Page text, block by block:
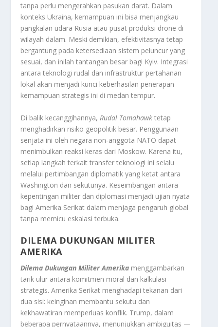
tanpa perlu mengerahkan pasukan darat. Dalam
konteks Ukraina, kemampuan ini bisa menjangkau
pangkalan udara Rusia atau pusat produksi drone di
wilayah dalam. Meski demikian, efektivitasnya tetap
bergantung pada ketersediaan sistem peluncur yang
sesuai, dan inilah tantangan besar bagi Kyiv. Integrasi
antara teknologi rudal dan infrastruktur pertahanan
lokal akan menjadi kunci keberhasilan penerapan
kemampuan strategis ini di medan tempur.
Di balik kecanggihannya, Rudal Tomahawk tetap
menghadirkan risiko geopolitik besar. Penggunaan
senjata ini oleh negara non-anggota NATO dapat
menimbulkan reaksi keras dari Moskow. Karena itu,
setiap langkah terkait transfer teknologi ini selalu
melalui pertimbangan diplomatik yang ketat antara
Washington dan sekutunya. Keseimbangan antara
kepentingan militer dan diplomasi menjadi ujian nyata
bagi Amerika Serikat dalam menjaga pengaruh global
tanpa memicu eskalasi terbuka.
DILEMA DUKUNGAN MILITER
AMERIKA
Dilema Dukungan Militer Amerika menggambarkan
tarik ulur antara komitmen moral dan kalkulasi
strategis. Amerika Serikat menghadapi tekanan dari
dua sisi: keinginan membantu sekutu dan
kekhawatiran memperluas konflik. Trump, dalam
beberapa pernyataannya, menunjukkan ambiguitas —